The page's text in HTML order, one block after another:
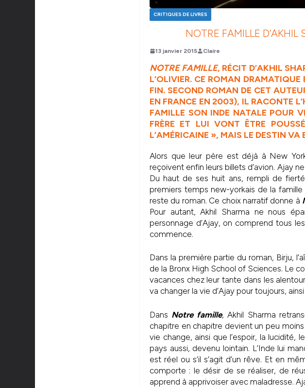
CRITIQUES DE LIVRES
NOTRE FAMILLE
13 janvier 2015 Claire
NOTRE FAMILLE, RÉCIT D’AKHIL
L’OLIVIER. CE ROMAN DRAMATIQUE
FIN. SECOND ROMAN DE CET
EN FRANCE EN 2003), IL RACONTE
FAMILLE SON INDE NATALE POUR
FRÈRE ET LUI VONT ÊTRE
L’AMÉRICAINE », MAIS LE DESTIN VA
Alors que leur père est déjà à New
reçoivent enfin leurs billets d’avion. Ajay
Du haut de ses huit ans, rempli de
premiers temps new-yorkais de la
reste du roman. Ce choix narratif donne à
Pour autant, Akhil Sharma ne nous
personnage d’Ajay, on comprend tous
commence.
Dans la première partie du roman, Birju,
de la Bronx High School of Sciences. Le
vacances chez leur tante dans les
va changer la vie d’Ajay pour toujours,
Dans Notre famille, Akhil Sharma
chapitre en chapitre devient un peu
vie change, ainsi que l’espoir, la lucidité,
pays aussi, devenu lointain. L’Inde lui
est réel ou s’il s’agit d’un rêve. Et en
comporte : le désir de se réaliser, de
apprend à apprivoiser avec maladresse.